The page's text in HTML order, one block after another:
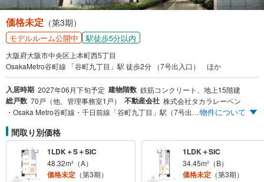
価格未定 （第3期）
モデルルーム公開中 駅徒歩5分以内
大阪府大阪市中央区上本町西5丁目
OsakaMetro谷町線 「谷町九丁目」駅 徒歩2分 （7号出入口） ほか
入居時期 2027年06月下旬予定 建物階数 鉄筋コンクリート、地上15階建
総戸数 70戸（他、管理事務室1戸） 不動産会社 株式会社タカラレーベン
・Osaka Metro谷町線・千日前線「谷町九丁目」駅（7号出入口）徒歩2分 ・近鉄難波線・大阪線・奈良線「大阪上本町」駅（8番出入口）徒歩2分 ・1LDK・34m²超～3LDK・76m²超の多彩なプランバリエーション物件について
間取り別価格
1LDK＋S＋SIC
48.32m²（A）
価格未定 （第3期）
1LDK＋SIC
34.45m²（B）
価格未定 （第3期）